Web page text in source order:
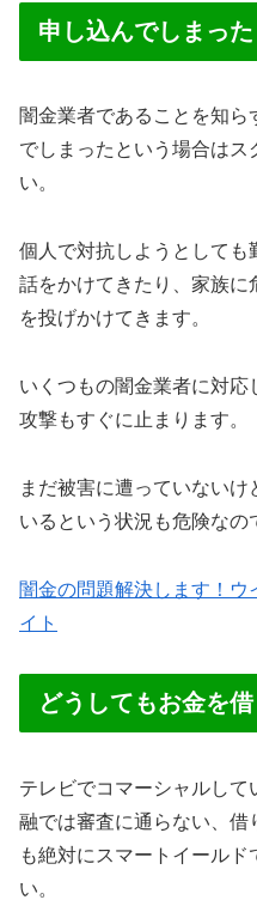
申し込んでしまっ
闇金業者であることを知
でしまったという場合はス
い。
個人で対抗しようとしても
話をかけてきたり、家族に
を投げかけてきます。
いくつもの闇金業者に対
攻撃もすぐに止まります。
まだ被害に遭っていない
いるという状況も危険なの
闇金の問題解決します！
イト
どうしてもお金を
テレビでコマーシャルし
融では審査に通らない、
も絶対にスマートイール
い。